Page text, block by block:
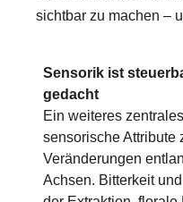
sichtbar zu machen –
Sensorik ist
gedacht
Ein weiteres
sensorische Attribute
Veränderungen
Achsen. Bitterkeit